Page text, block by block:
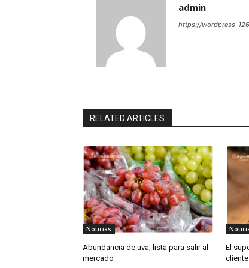
admin
https://wordpress-
RELATED ARTICLES
Noticias
Abundancia de uva, lista para salir al
mercado
El